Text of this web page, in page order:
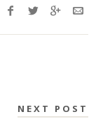
NEXT POST